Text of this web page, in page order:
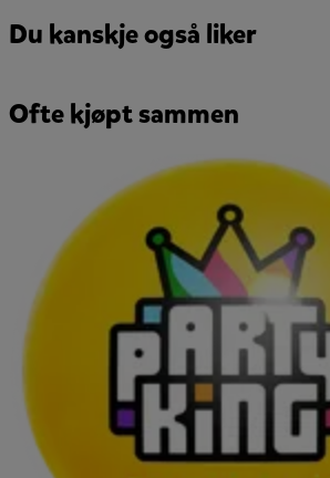
Du kanskje også liker
Ofte kjøpt sammen